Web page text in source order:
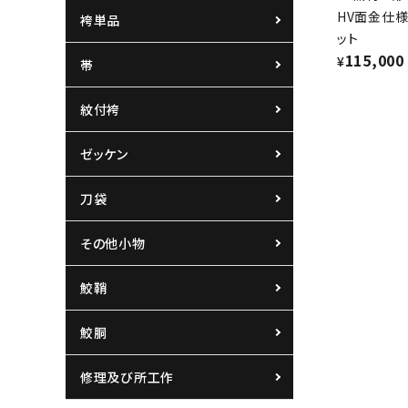
袴単品
帯
紋付袴
ゼッケン
刀袋
その他小物
鮫鞘
鮫胴
修理及び所工作
HV面金仕
ット
¥115,000